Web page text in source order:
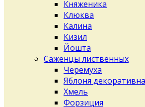
Княженика
Клюква
Калина
Кизил
Йошта
Саженцы лиственных
Черемуха
Яблоня
Хмель
Форзиция